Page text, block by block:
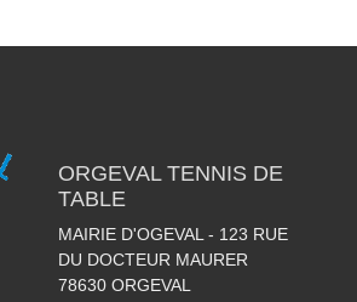
ORGEVAL TENNIS DE
TABLE
MAIRIE D'OGEVAL - 123 RUE
DU DOCTEUR MAURER
78630 ORGEVAL